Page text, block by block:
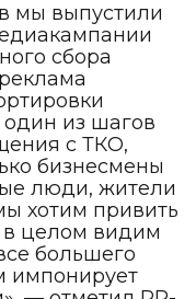
мы выпустили
сбора
один из шагов
с ТКО,
бизнесмены
люди, жители
хотим привить
целом видим
большего
импонирует